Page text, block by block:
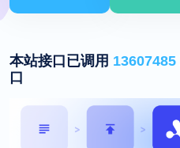
本站接口已调用 13607485
口